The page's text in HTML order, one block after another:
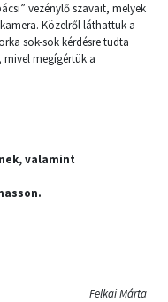
vezénylő szavait, melyek
Közelről láthattuk a
sok-sok kérdésre tudta
mivel megígértük a
valamint
Felkai Márta